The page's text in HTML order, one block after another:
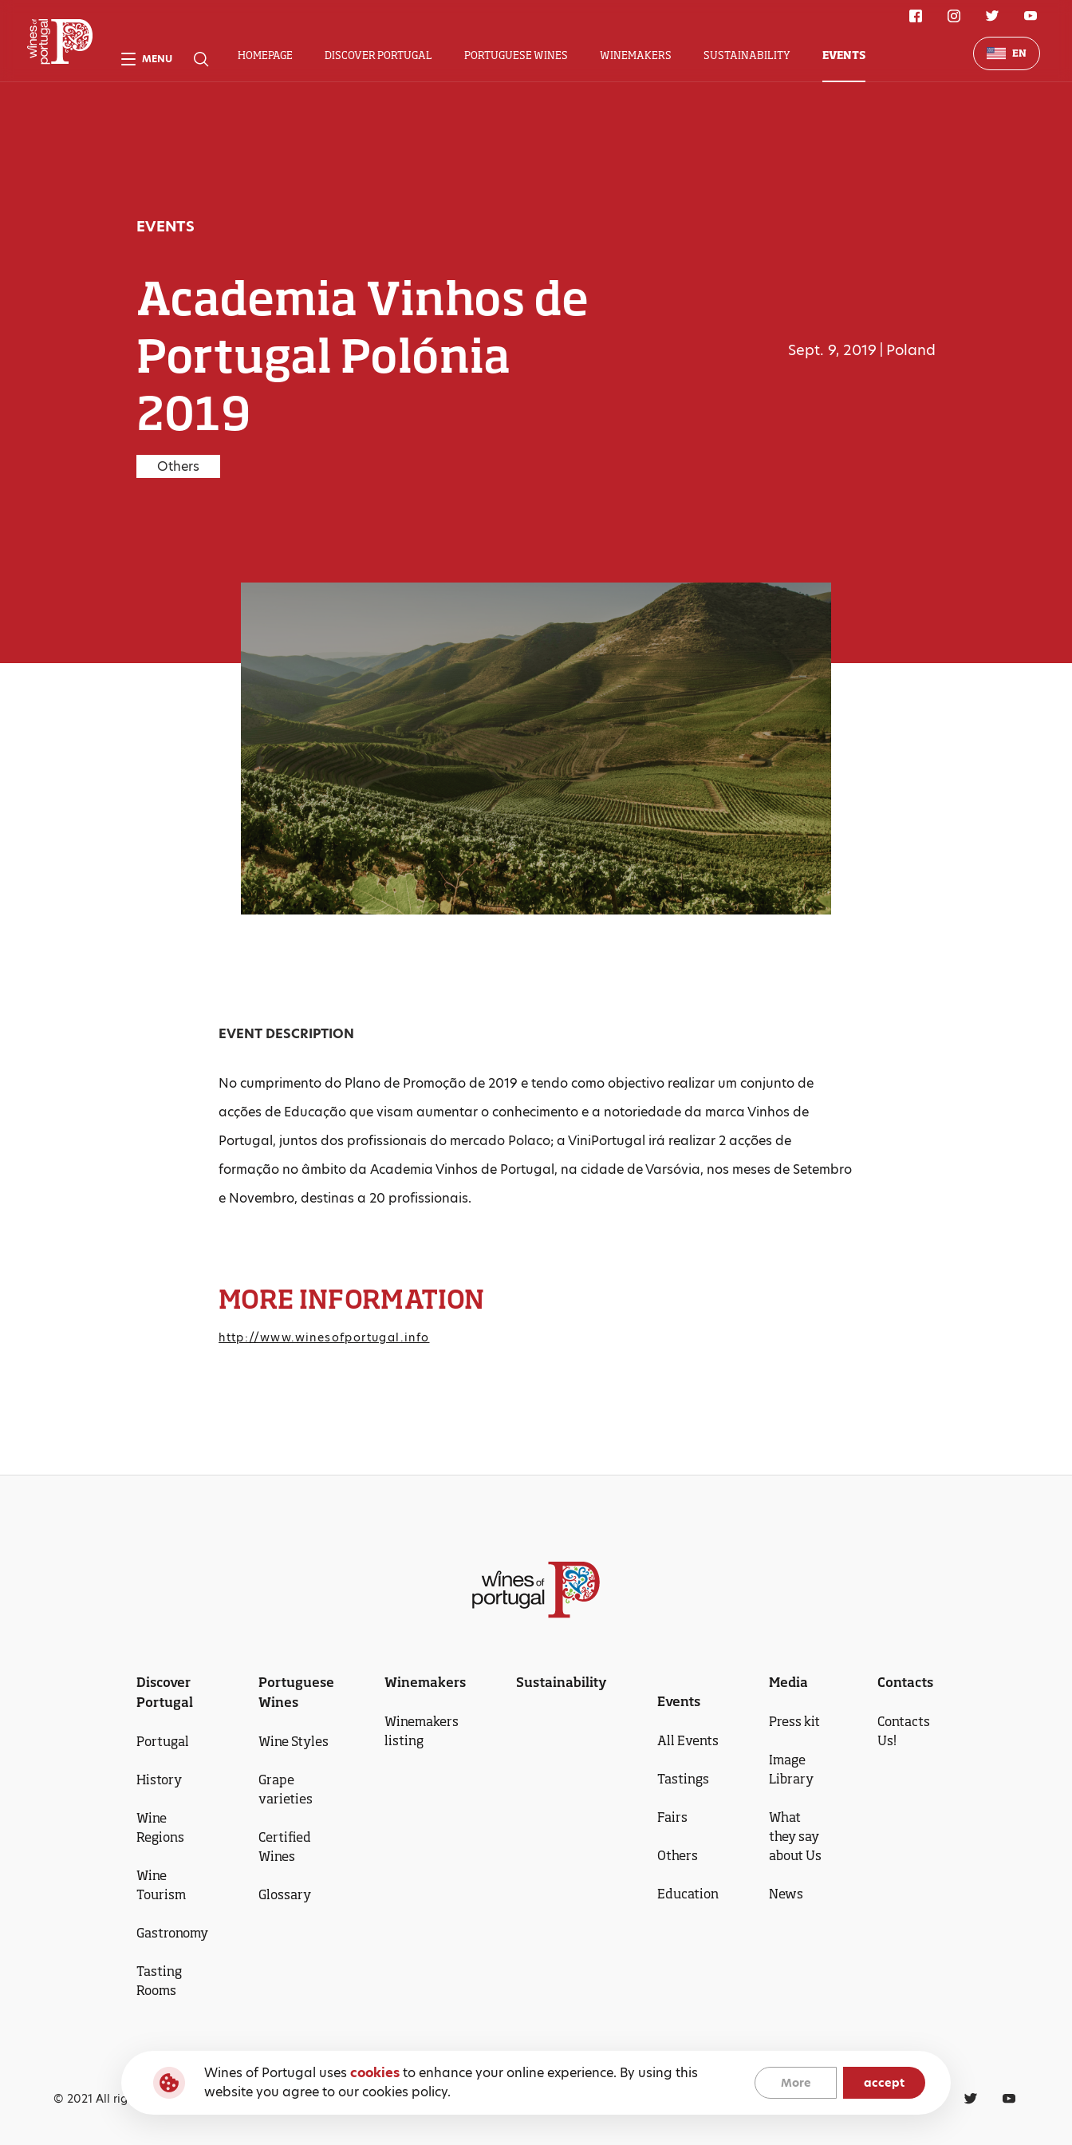
EVENTS
Academia Vinhos de
Portugal Polónia
2019
Others
Sept. 9, 2019 Poland
EVENT DESCRIPTION
No cumprimento do Plano de Promoção de 2019 e tendo como objectivo realizar um conjunto de
acções de Educação que visam aumentar o conhecimento e a notoriedade da marca Vinhos de
Portugal, juntos dos profissionais do mercado Polaco; a ViniPortugal irá realizar 2 acções de
formação no âmbito da Academia Vinhos de Portugal, na cidade de Varsóvia, nos meses de Setembro
e Novembro, destinas a 20 profissionais.
MORE INFORMATION
http://www.winesofportugal.info
MENU HOMEPAGE DISCOVER PORTUGAL PORTUGUESE WINES WINEMAKERS SUSTAINABILITY EVENTS EN
Wines of Portugal uses cookiesto enhance your online experience. By using this
website you agree to our cookies policy.
More accept
Discover
Portugal
Portugal
History
Wine
Regions
Wine
Tourism
Gastronomy
Tasting
Rooms
Portuguese
Wines
Wine Styles
Grape
varieties
Certified
Wines
Glossary
Winemakers
Winemakers
listing
Sustainability
Events
All Events
Tastings
Fairs
Others
Education
Media
Press kit
Image
Library
What
they say
about Us
News
Contacts
Contacts
Us!
© 2021 All rights reserved, Wines of Portugal Cookies Policy